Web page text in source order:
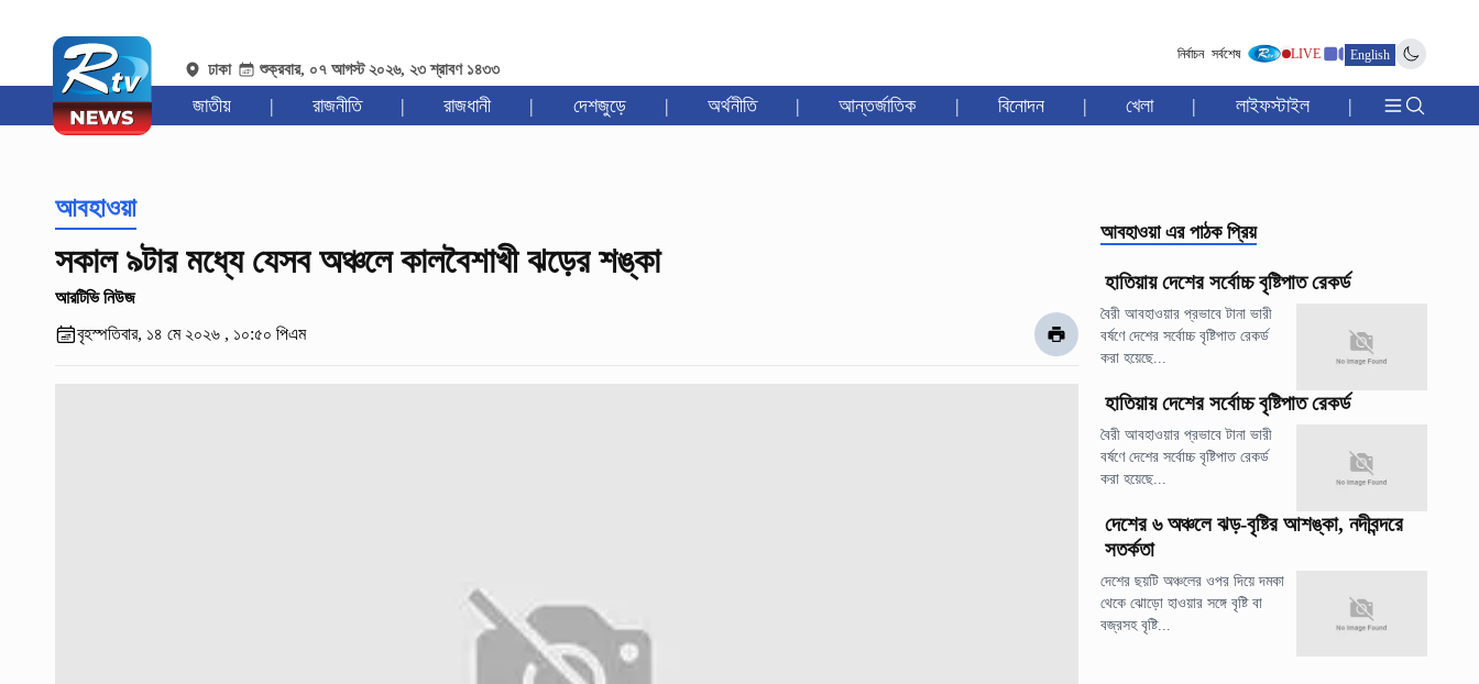
ঢাকা শুক্রবার, ০৭ আগস্ট ২০২৬, ২৩ শ্রাবণ ১৪৩৩
নির্বাচন সর্বশেষ LIVE English
জাতীয় | রাজনীতি | রাজধানী | দেশজুড়ে | অর্থনীতি | আন্তর্জাতিক | বিনোদন | খেলা | লাইফস্টাইল |
আবহাওয়া
সকাল ৯টার মধ্যে যেসব অঞ্চলে কালবৈশাখী ঝড়ের শঙ্কা
আরটিভি নিউজ
বৃহস্পতিবার, ১৪ মে ২০২৬ , ১০:৫০ পিএম
আবহাওয়া এর পাঠক প্রিয়
হাতিয়ায় দেশের সর্বোচ্চ বৃষ্টিপাত রেকর্ড
বৈরী আবহাওয়ার প্রভাবে টানা ভারী
বর্ষণে দেশের সর্বোচ্চ বৃষ্টিপাত রেকর্ড
করা হয়েছে...
হাতিয়ায় দেশের সর্বোচ্চ বৃষ্টিপাত রেকর্ড
বৈরী আবহাওয়ার প্রভাবে টানা ভারী
বর্ষণে দেশের সর্বোচ্চ বৃষ্টিপাত রেকর্ড
করা হয়েছে...
দেশের ৬ অঞ্চলে ঝড়-বৃষ্টির আশঙ্কা, নদীবন্দরে
সতর্কতা
দেশের ছয়টি অঞ্চলের ওপর দিয়ে দমকা
থেকে ঝোড়ো হাওয়ার সঙ্গে বৃষ্টি বা
বজ্রসহ বৃষ্টি...